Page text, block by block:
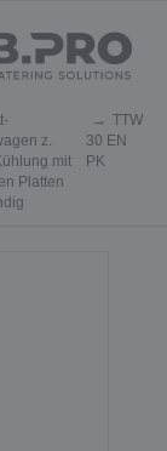
z.
mit
Platten
TTW
30 EN
PK